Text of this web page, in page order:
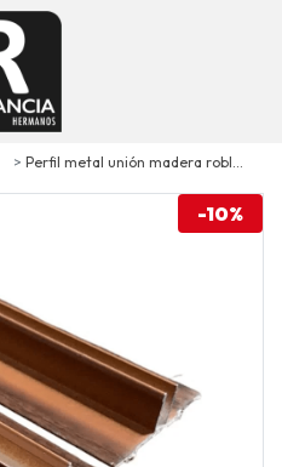
Perfil metal unión madera roble unid. 300 cm
-10%